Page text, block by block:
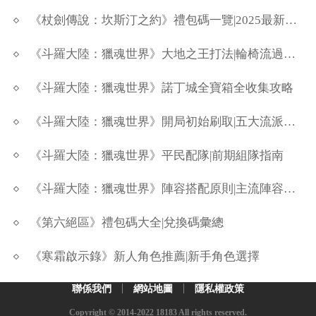
《杖劍傳說：坎斯汀之約》禮包碼一覽|2025最新序號|兌換碼彙總
《斗羅大陸：獵魂世界》大地之王打法|輪椅流過大地之王
《斗羅大陸：獵魂世界》諾丁城全寶箱全收集攻略
《斗羅大陸：獵魂世界》開局初始刷取|五大流派詳解
《斗羅大陸：獵魂世界》平民配隊|前期組隊指南
《斗羅大陸：獵魂世界》陣容搭配原則|主流陣容推薦
《第六絕區》禮包碼大全|兌換碼彙總
《寒霜啟示錄》新人角色推薦|新手角色選擇
聯係我們 網站地圖 隱私權政策
Copyright © 2014-2022 18183 All rights reserved.